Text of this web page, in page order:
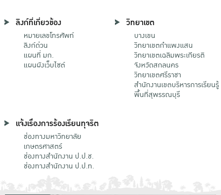
ลิงก์ที่เกี่ยวข้อง
หมายเลขโทรศัพท์
ลิงก์ด่วน
แผนที่ มก.
แผนผังเว็บไซต์
วิทยาเขต
บางเขน
วิทยาเขตกําแพงแสน
วิทยาเขตเฉลิมพระเกียรติ
จังหวัดสกลนคร
วิทยาเขตศรีราชา
สำนักงานเขตบริหารการเรียนรู้
พื้นที่สุพรรณบุรี
แจ้งเรื่องการร้องเรียนทุจริต
ช่องทางมหาวิทยาลัย
เกษตรศาสตร์
ช่องทางสำนักงาน ป.ป.ช.
ช่องทางสำนักงาน ป.ป.ท.